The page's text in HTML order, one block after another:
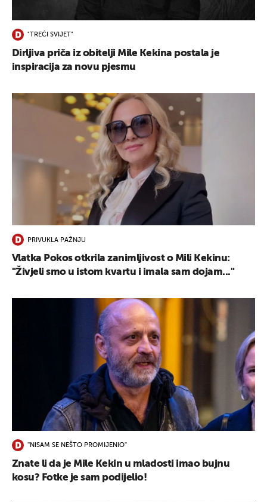
"TREĆI SVIJET"
Dirljiva priča iz obitelji Mile Kekina postala je
inspiracija za novu pjesmu
PRIVUKLA PAŽNJU
Vlatka Pokos otkrila zanimljivost o Mili Kekinu:
"Živjeli smo u istom kvartu i imala sam dojam..."
''NISAM SE NEŠTO PROMIJENIO''
Znate li da je Mile Kekin u mladosti imao bujnu
kosu? Fotke je sam podijelio!
UKLJUČITE NOTIFIKACIJE